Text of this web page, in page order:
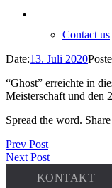
Contact us
Date:13. Juli 2020
“Ghost” erreichte in
Meisterschaft und den
Spread the word.
Prev Post
Next Post